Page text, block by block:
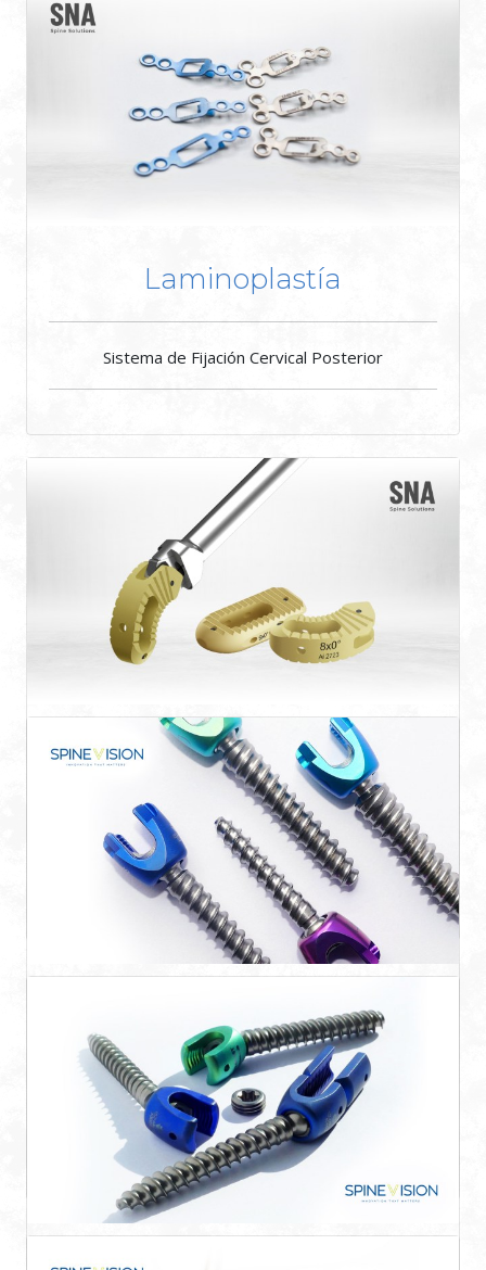
Laminoplastía
Sistema de Fijación Cervical Posterior
TLIF - PLIF
Celdas intersomáticas de peek transforaminal y
posterior.
Lumis
Lumis es un versátil sistema de tornillos
pediculares ...